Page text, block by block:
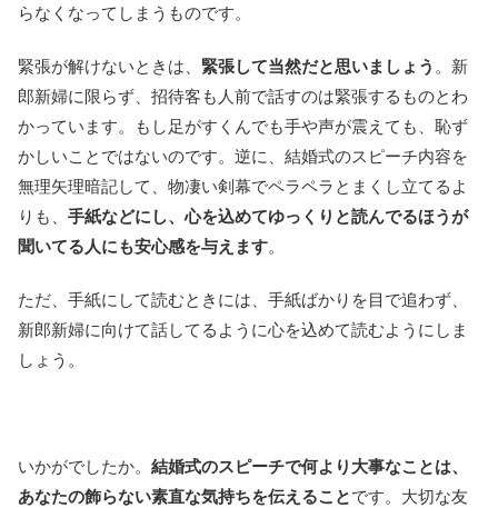
らなくなってしまうものです。
緊張が解けないときは、 緊張して当然だと思いましょう 。新
郎新婦に限らず、招待客も人前で話すのは緊張するものとわ
かっています。もし足がすくんでも手や声が震えても、恥ず
かしいことではないのです。逆に、結婚式のスピーチ内容を
無理矢理暗記して、物凄い剣幕でペラペラとまくし立てるよ
りも、 手紙などにし、心を込めてゆっくりと読んでるほうが
聞いてる人にも安心感を与えます。
ただ、手紙にして読むときには、手紙ばかりを目で追わず、
新郎新婦に向けて話してるように心を込めて読むようにしま
しょう。
いかがでしたか。 結婚式のスピーチで何より大事なことは、
あなたの飾らない素直な気持ちを伝えることです。大切な友